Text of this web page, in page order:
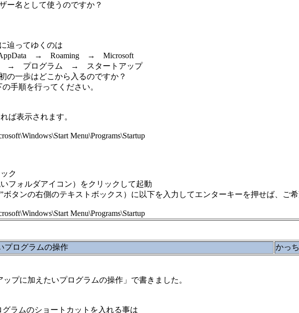
ー名として使うのですか？
辿ってゆくのは
→ Roaming → Microsoft
→ プログラム → スタートアップ
の一歩はどこから入るのですか？
手順を行ってください。
ば表示されます。
Menu\Programs\Startup
ク
フォルダアイコン）をクリックして起動
ボタンの右側のテキストボックス）に以下を入力してエンターキーを押せば、ご
Menu\Programs\Startup
プログラムの操作 かっ
ップに加えたいプログラムの操作」で書きました。
ラムのショートカットを入れる事は